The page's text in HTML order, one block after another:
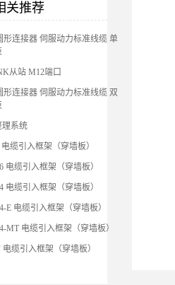
关推荐
形连接器 伺服动力标准线缆 单
从站 M12端口
形连接器 伺服动力标准线缆 双
理系统
缆引入框架（穿墙板）
电缆引入框架（穿墙板）
电缆引入框架（穿墙板）
E 电缆引入框架（穿墙板）
MT 电缆引入框架（穿墙板）
电缆引入框架（穿墙板）